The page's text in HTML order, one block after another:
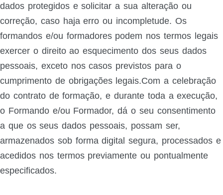
dados protegidos e solicitar a sua alteração ou
correção, caso haja erro ou incompletude. Os
formandos e/ou formadores podem nos termos legais
exercer o direito ao esquecimento dos seus dados
pessoais, exceto nos casos previstos para o
cumprimento de obrigações legais.Com a celebração
do contrato de formação, e durante toda a execução,
o Formando e/ou Formador, dá o seu consentimento
a que os seus dados pessoais, possam ser,
armazenados sob forma digital segura, processados e
acedidos nos termos previamente ou pontualmente
especificados.